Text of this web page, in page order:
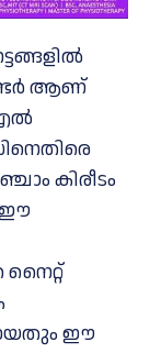
ആണ്
കിരീടം
ഈ
ഈ